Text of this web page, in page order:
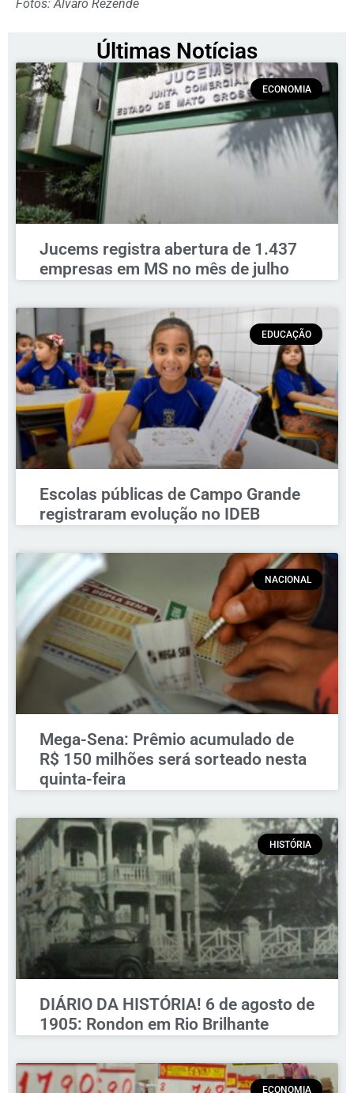
Fotos: Álvaro Rezende
Últimas Notícias
ECONOMIA
Jucems registra abertura de 1.437
empresas em MS no mês de julho
EDUCAÇÃO
Escolas públicas de Campo Grande
registraram evolução no IDEB
NACIONAL
Mega-Sena: Prêmio acumulado de
R$ 150 milhões será sorteado nesta
quinta-feira
HISTÓRIA
DIÁRIO DA HISTÓRIA! 6 de agosto de
1905: Rondon em Rio Brilhante
ECONOMIA